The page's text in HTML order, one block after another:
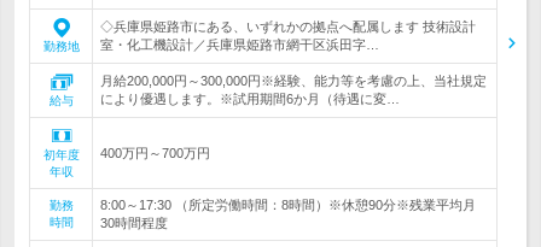
勤務地
◇兵庫県姫路市にある、いずれかの拠点へ配属します 技術設計
室・化工機設計／兵庫県姫路市網干区浜田字…
給与
月給200,000円～300,000円※経験、能力等を考慮の上、当社規定
により優遇します。※試用期間6か月（待遇に変…
初年度
年収
400万円～700万円
勤務
時間
8:00～17:30 （所定労働時間：8時間）※休憩90分※残業平均月
30時間程度